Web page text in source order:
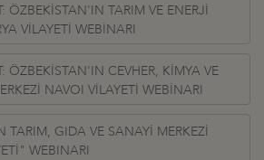
ÖZBEKİSTAN'IN TARIM VE ENERJİ
VİLAYETİ WEBİNARI
ÖZBEKİSTAN'IN CEVHER, KİMYA VE
NAVOI VİLAYETİ WEBİNARI
TARIM, GIDA VE SANAYİ MERKEZİ
WEBINARI